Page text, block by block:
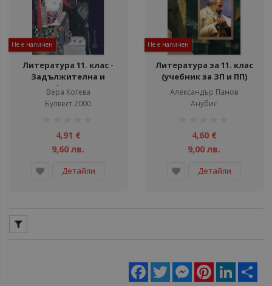
Не е наличен
Литература 11. клас -
Задължителна и
профилирана
подготовка
Вера Котева
Булвест 2000
4,91 €
9,60 лв.
Детайли
Не е наличен
Литература за 11. клас
(учебник за ЗП и ПП)
Александър Панов
Анубис
4,60 €
9,00 лв.
Детайли
Facebook
Twitter MessengerPinterestLinkedIn